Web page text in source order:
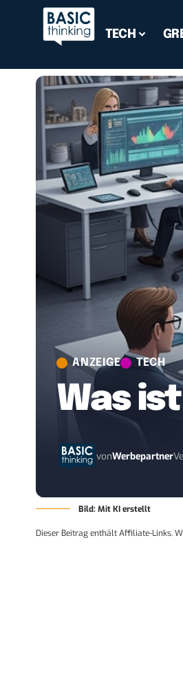
TECH
ANZEIGE TECH
Was
vonWerbepartner
Bild: Mit KI erstellt
Dieser Beitrag enthält Affiliate-Links.